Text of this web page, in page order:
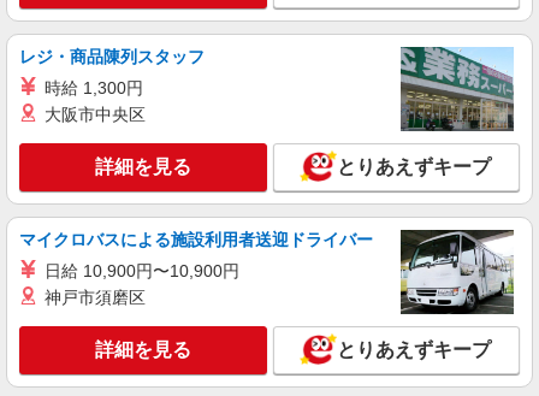
護助手/週3〜OK
時給1550円〜2312円 ＜交通費全支給(ガソリ
ン代含む)＞
キープ 詳細を見る
介護老人保健施設での看護師
時給：2050円〜 ※資格や経験などによる
詳細を見る
レジ・商品陳列スタッフ
時給 1,300円
大阪市中央区
詳細を見る とりあえずキープ
マイクロバスによる施設利用者送迎ドライバー
日給 10,900円〜10,900円
神戸市須磨区
詳細を見る とりあえずキープ